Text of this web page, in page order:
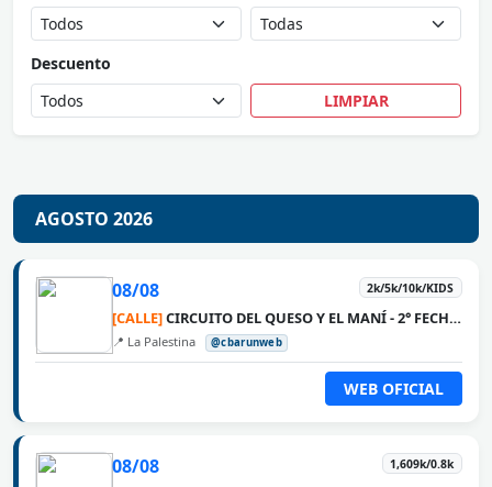
Descuento
LIMPIAR
AGOSTO 2026
08/08 2k/5k/10k/KIDS
[CALLE]CIRCUITO DEL QUESO Y EL MANÍ - 2° FECHA LA PALESTINA
📍 La Palestina @cbarunweb
WEB OFICIAL
08/08 1,609k/0.8k